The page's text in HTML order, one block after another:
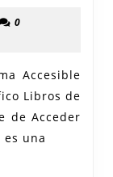
Física
en
Formato
0
Accesible
Libros de
de Acceder
una